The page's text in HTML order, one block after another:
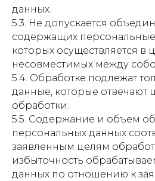
данных.
5.3. Не допускается
содержащих
которых осуществляется в
несовместимых между
5.4. Обработке подлежат
данные, которые отвечают
обработки.
5.5. Содержание и объем
персональных данных
заявленным целям
избыточность
данных по отношению к